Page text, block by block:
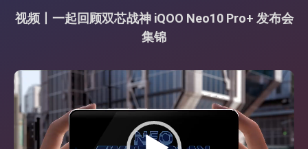
视频丨一起回顾双芯战神 iQOO Neo10 Pro+ 发布会
集锦
视
频
播
放